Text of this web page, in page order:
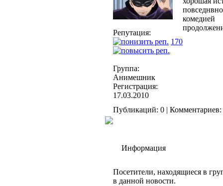
Репутация:
170
Группа:
Анимешник
Регистрация:
17.03.2010
комедией
Публикаций: 0 | Комментариев:
Информация
Посетители, находящиеся в
в данной новости.